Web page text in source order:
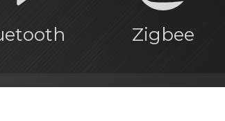
Zigbee